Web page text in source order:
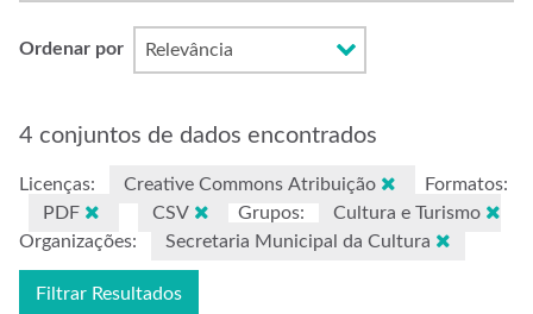
Ordenar por
4 conjuntos de dados encontrados
Licenças: Creative Commons Atribuição
Formatos:
PDF
CSV Grupos:
Cultura e Turismo
Organizações:
Secretaria Municipal da Cultura
Filtrar Resultados